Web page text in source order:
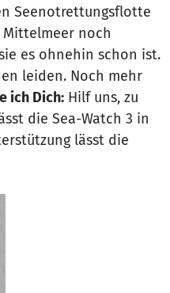
Seenotrettungsflotte
Mittelmeer noch
es ohnehin schon ist.
leiden. Noch mehr
ich Dich: Hilf uns, zu
die Sea-Watch 3 in
lässt die